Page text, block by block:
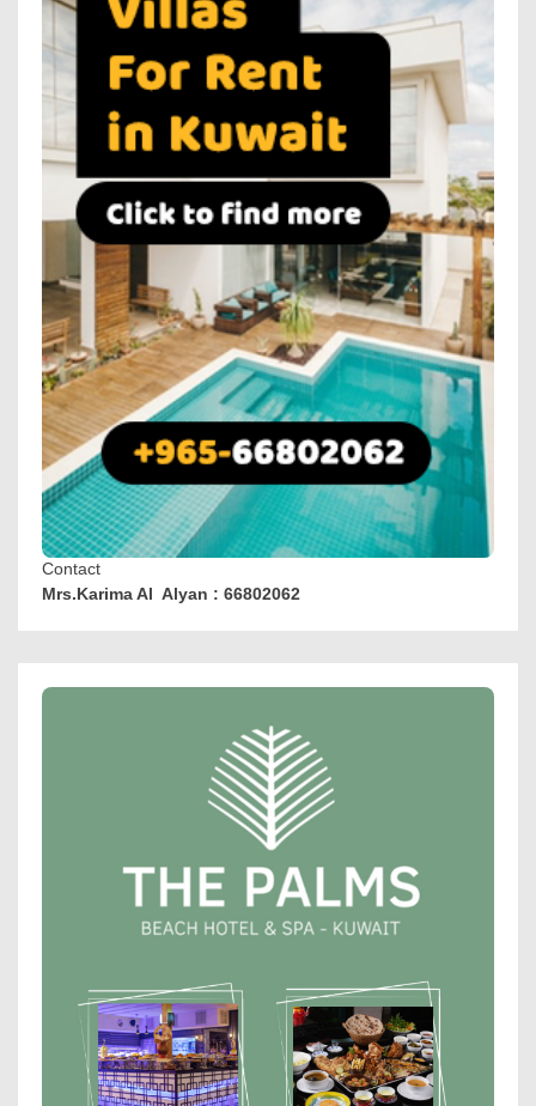
Contact
Mrs.Karima Al Alyan : 66802062